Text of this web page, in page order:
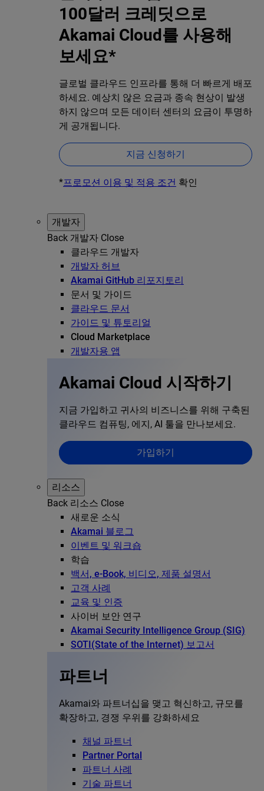
100달러 크레딧으로
Akamai Cloud를 사용해
보세요*
글로벌 클라우드 인프라를 통해 더 빠르게 배포
하세요. 예상치 않은 요금과 종속 현상이 발생
하지 않으며 모든 데이터 센터의 요금이 투명하
게 공개됩니다.
지금 신청하기
*프로모션 이용 및 적용 조건 확인
개발자
Back 개발자 Close
클라우드 개발자
개발자 허브
Akamai GitHub 리포지토리
문서 및 가이드
클라우드 문서
가이드 및 튜토리얼
Cloud Marketplace
개발자용 앱
Akamai Cloud 시작하기
지금 가입하고 귀사의 비즈니스를 위해 구축된
클라우드 컴퓨팅, 에지, AI 툴을 만나보세요.
가입하기
리소스
Back 리소스 Close
새로운 소식
Akamai 블로그
이벤트 및 워크숍
학습
백서, e-Book, 비디오, 제품 설명서
고객 사례
교육 및 인증
사이버 보안 연구
Akamai Security Intelligence Group (SIG)
SOTI(State of the Internet) 보고서
파트너
Akamai와 파트너십을 맺고 혁신하고, 규모를
확장하고, 경쟁 우위를 강화하세요
채널 파트너
Partner Portal
파트너 사례
기술 파트너